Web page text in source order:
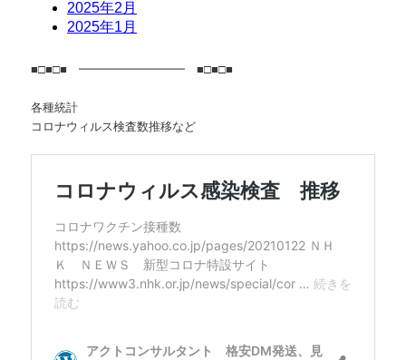
■□■□■ ━━━━━━━━━ ■□■□■
各種統計
コロナウィルス検査数推移など